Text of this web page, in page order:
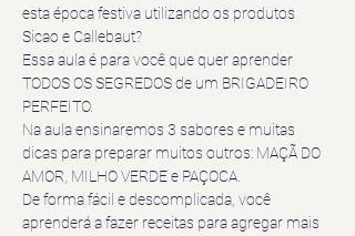
esta época festiva utilizando os produtos
Sicao e Callebaut?
Essa aula é para você que quer aprender
TODOS OS SEGREDOS de um BRIGADEIRO
PERFEITO.
Na aula ensinaremos 3 sabores e muitas
dicas para preparar muitos outros: MAÇÃ DO
AMOR, MILHO VERDE e PAÇOCA.
De forma fácil e descomplicada, você
aprenderá a fazer receitas para agregar mais